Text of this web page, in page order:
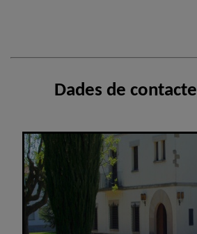
Dades de contacte